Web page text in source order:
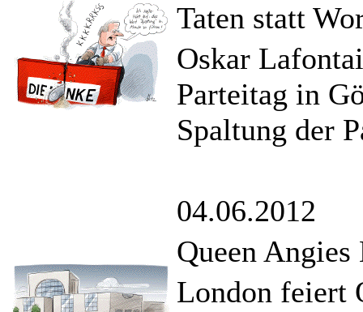
Taten statt
Oskar
Parteitag in
Spaltung der
04.06.2012
Queen
London feiert